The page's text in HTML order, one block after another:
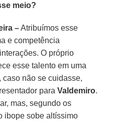
meio?
–Atribuímos esse
e competência
O próprio
esse talento em uma
caso não se cuidasse,
paraValdemiro.
mas, segundo os
ibope sobe altíssimo